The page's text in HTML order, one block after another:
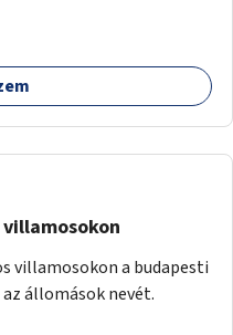
villamosokon a budapesti
állomások nevét.